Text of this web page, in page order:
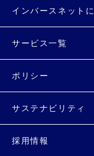
インバースネット
サービス一覧
ポリシー
サステナビリティ
採用情報